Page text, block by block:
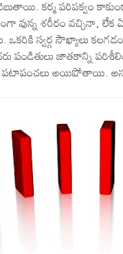
కర్మ పరిపక్వం
వున్న శరీరం వచ్చినా,
స్వర్గ సౌఖ్యాలు
పండితులు జాతకాన్ని
పటాపంచలు అయిపోతాయి.